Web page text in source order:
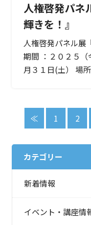
人権啓発パネ
輝きを！』
人権啓発パネル展
期間 ：２０２５
月３１日(土） 場
≪ 1 2
カテゴリー
新着情報
イベント・講座情